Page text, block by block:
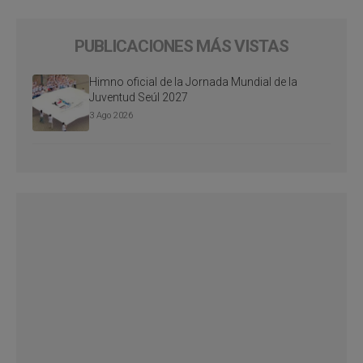
PUBLICACIONES MÁS VISTAS
Himno oficial de la Jornada Mundial de la
Juventud Seúl 2027
3 Ago 2026